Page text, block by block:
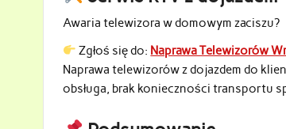
Awaria telewizora w domowym zaciszu?
Zgłoś się do: Naprawa Telewizorów
Naprawa telewizorów z dojazdem do
obsługa, brak konieczności transportu